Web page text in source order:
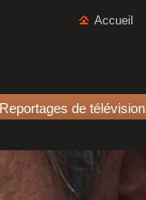
Accueil
Reportages de télévision